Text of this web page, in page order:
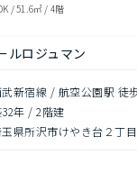
/51.6㎡ / 4階
ルロジュマン
新宿線 / 航空公園駅 徒
年 /2階建
県所沢市けやき台２丁